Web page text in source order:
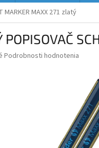
MARKER MAXX 271 zlatý
POPISOVAČ
Podrobnosti hodnotenia